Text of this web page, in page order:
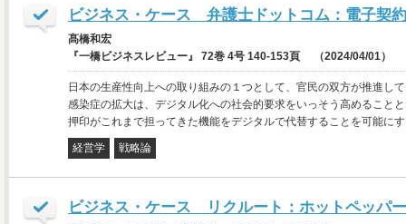
ビジネス・ケース 弁護士ドットコム：電子契
髙橋和宏
『一橋ビジネスレビュー』 72巻 4号 140-153頁 （2024/04/01）
日本の生産性向上への取り組みの１つとして、官民の双方が推進し
感染症の拡大は、デジタル化への社会的要求をいっそう高めること
押印がこれまで担ってきた機能をデジタルで代替することを可能
経営学 戦略論
ビジネス・ケース リクルート：ホットペッパ